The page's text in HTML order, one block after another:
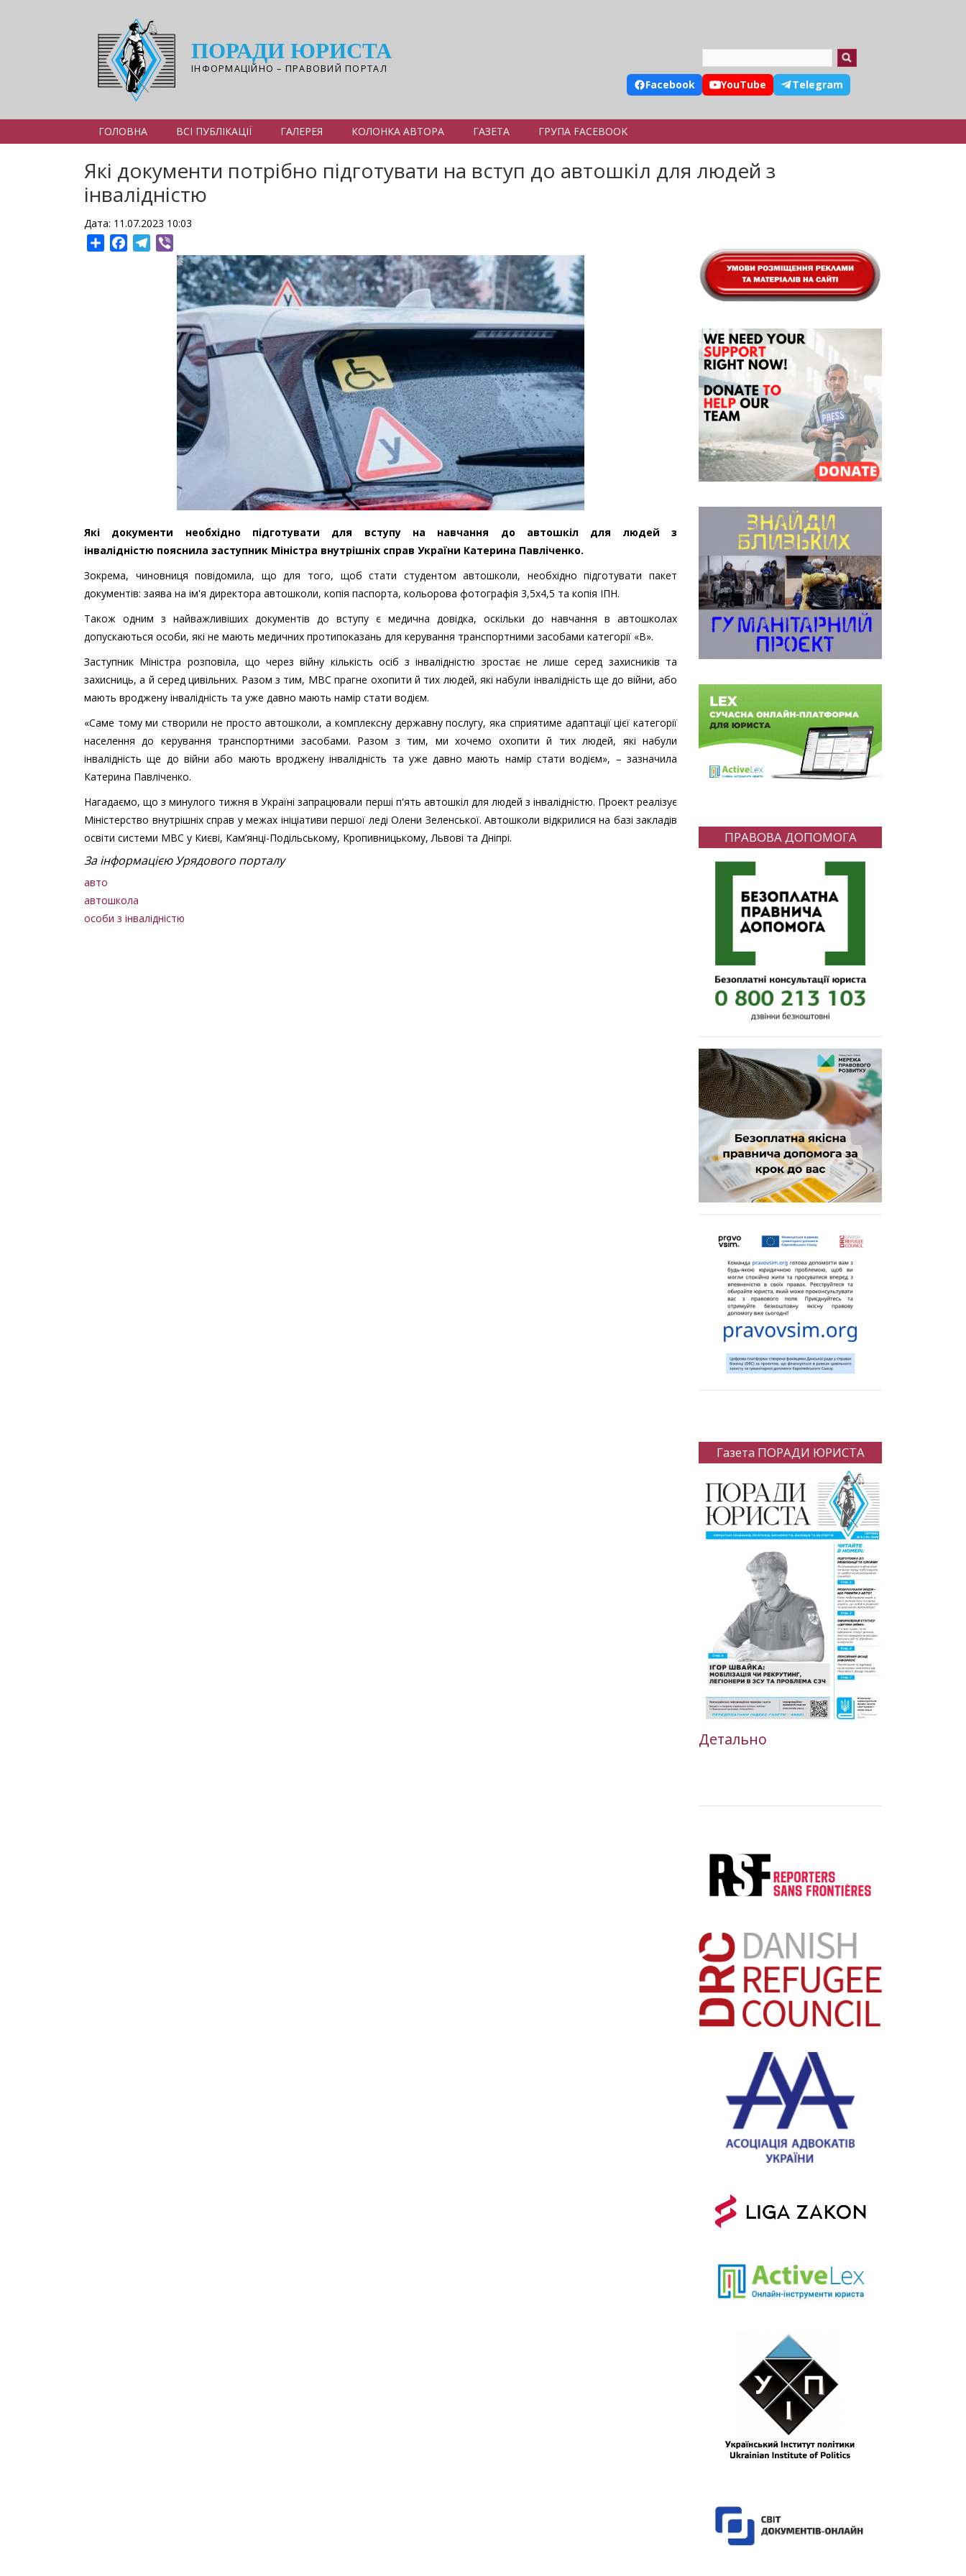
ПОРАДИ ЮРИСТА
ІНФОРМАЦІЙНО – ПРАВОВИЙ ПОРТАЛ
Facebook YouTube Telegram
ГОЛОВНА ВСІ ПУБЛІКАЦІЇ ГАЛЕРЕЯ КОЛОНКА АВТОРА ГАЗЕТА ГРУПА FACEBOOK
Які документи потрібно підготувати на вступ до автошкіл для людей з
інвалідністю
Дата: 11.07.2023 10:03
ShareFacebookTelegram
Які документи необхідно підготувати для вступу на навчання до автошкіл для людей з
інвалідністю пояснила заступник Міністра внутрішніх справ України Катерина Павліченко.
Зокрема, чиновниця повідомила, що для того, щоб стати студентом автошколи, необхідно підготувати пакет
документів: заява на ім'я директора автошколи, копія паспорта, кольорова фотографія 3,5x4,5 та копія ІПН.
Також одним з найважливіших документів до вступу є медична довідка, оскільки до навчання в автошколах
допускаються особи, які не мають медичних протипоказань для керування транспортними засобами категорії «В».
Заступник Міністра розповіла, що через війну кількість осіб з інвалідністю зростає не лише серед захисників та
захисниць, а й серед цивільних. Разом з тим, МВС прагне охопити й тих людей, які набули інвалідність ще до війни, або
мають вроджену інвалідність та уже давно мають намір стати водієм.
«Саме тому ми створили не просто автошколи, а комплексну державну послугу, яка сприятиме адаптації цієї категорії
населення до керування транспортними засобами. Разом з тим, ми хочемо охопити й тих людей, які набули
інвалідність ще до війни або мають вроджену інвалідність та уже давно мають намір стати водієм», – зазначила
Катерина Павліченко.
Нагадаємо, що з минулого тижня в Україні запрацювали перші п'ять автошкіл для людей з інвалідністю. Проект реалізує
Міністерство внутрішніх справ у межах ініціативи першої леді Олени Зеленської. Автошколи відкрилися на базі закладів
освіти системи МВС у Києві, Кам’янці-Подільському, Кропивницькому, Львові та Дніпрі.
За інформацією Урядового порталу
авто
автошкола
особи з інвалідністю
ПРАВОВА ДОПОМОГА
Газета ПОРАДИ ЮРИСТА
Детально